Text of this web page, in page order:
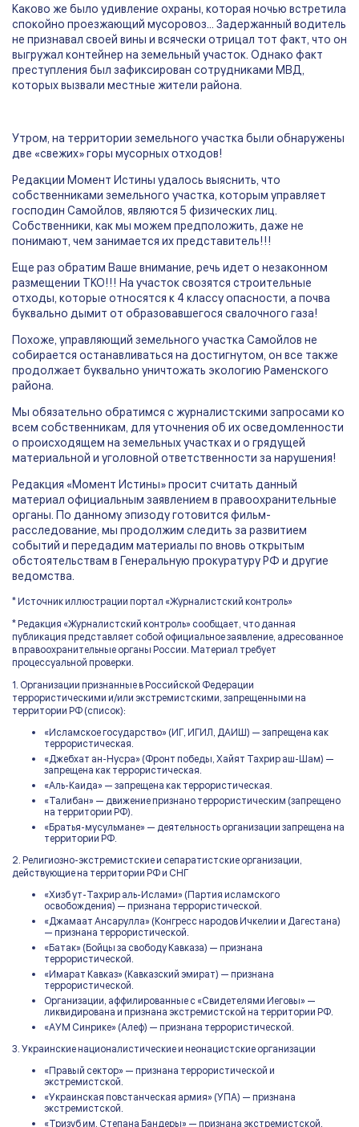
Каково же было удивление охраны, которая ночью встретила
спокойно проезжающий мусоровоз… Задержанный водитель
не признавал своей вины и всячески отрицал тот факт, что он
выгружал контейнер на земельный участок. Однако факт
преступления был зафиксирован сотрудниками МВД,
которых вызвали местные жители района.
Утром, на территории земельного участка были обнаружены
две «свежих» горы мусорных отходов!
Редакции Момент Истины удалось выяснить, что
собственниками земельного участка, которым управляет
господин Самойлов, являются 5 физических лиц.
Собственники, как мы можем предположить, даже не
понимают, чем занимается их представитель!!!
Еще раз обратим Ваше внимание, речь идет о незаконном
размещении ТКО!!! На участок свозятся строительные
отходы, которые относятся к 4 классу опасности, а почва
буквально дымит от образовавшегося свалочного газа!
Похоже, управляющий земельного участка Самойлов не
собирается останавливаться на достигнутом, он все также
продолжает буквально уничтожать экологию Раменского
района.
Мы обязательно обратимся с журналистскими запросами ко
всем собственникам, для уточнения об их осведомленности
о происходящем на земельных участках и о грядущей
материальной и уголовной ответственности за нарушения!
Редакция «Момент Истины» просит считать данный
материал официальным заявлением в правоохранительные
органы. По данному эпизоду готовится фильм-
расследование, мы продолжим следить за развитием
событий и передадим материалы по вновь открытым
обстоятельствам в Генеральную прокуратуру РФ и другие
ведомства.
* Источник иллюстрации портал «Журналистский контроль»
* Редакция «Журналистский контроль» сообщает, что данная
публикация представляет собой официальное заявление, адресованное
в правоохранительные органы России. Материал требует
процессуальной проверки.
1. Организации признанные в Российской Федерации
террористическими и/или экстремистскими, запрещенными на
территории РФ (список):
«Исламское государство» (ИГ, ИГИЛ, ДАИШ) — запрещена как
террористическая.
«Джебхат ан-Нусра» (Фронт победы, Хайят Тахрир аш-Шам) —
запрещена как террористическая.
«Аль-Каида» — запрещена как террористическая.
«Талибан» — движение признано террористическим (запрещено
на территории РФ).
«Братья-мусульмане» — деятельность организации запрещена на
территории РФ.
2. Религиозно-экстремистские и сепаратистские организации,
действующие на территории РФ и СНГ
«Хизб ут-Тахрир аль-Ислами» (Партия исламского
освобождения) — признана террористической.
«Джамаат Ансарулла» (Конгресс народов Ичкелии и Дагестана)
— признана террористической.
«Батак» (Бойцы за свободу Кавказа) — признана
террористической.
«Имарат Кавказ» (Кавказский эмират) — признана
террористической.
Организации, аффилированные с «Свидетелями Иеговы» —
ликвидирована и признана экстремистской на территории РФ.
«АУМ Синрике» (Алеф) — признана террористической.
3. Украинские националистические и неонацистские организации
«Правый сектор» — признана террористической и
экстремистской.
«Украинская повстанческая армия» (УПА) — признана
экстремистской.
«Тризуб им. Степана Бандеры» — признана экстремистской.